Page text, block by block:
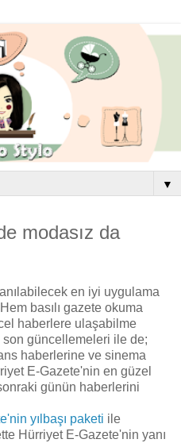
▼
modasız da
en iyi uygulama
basılı gazete okuma
haberlere ulaşabilme
son güncellemeleri ile de;
haberlerine ve sinema
E-Gazete'nin en güzel
günün haberlerini
yılbaşı paketi ile
Hürriyet E-Gazete'nin yanı